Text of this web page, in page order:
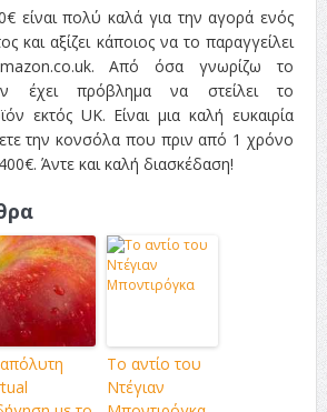
είναι πολύ καλά για την αγορά ενός
και αξίζει κάποιος να το παραγγείλει
Από όσα γνωρίζω το
έχει πρόβλημα να στείλει το
εκτός UK. Είναι μια καλή ευκαιρία
την κονσόλα που πριν από 1 χρόνο
Άντε και καλή διασκέδαση!
Το αντίο του
Ντέγιαν